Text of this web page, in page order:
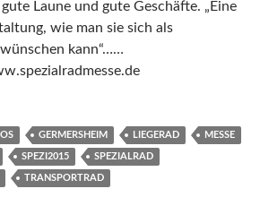
Laune und gute Geschäfte. „Eine
wie man sie sich als
kann“……
GERMERSHEIM LIEGERAD MESSE
SPEZI2015 SPEZIALRAD
TRANSPORTRAD